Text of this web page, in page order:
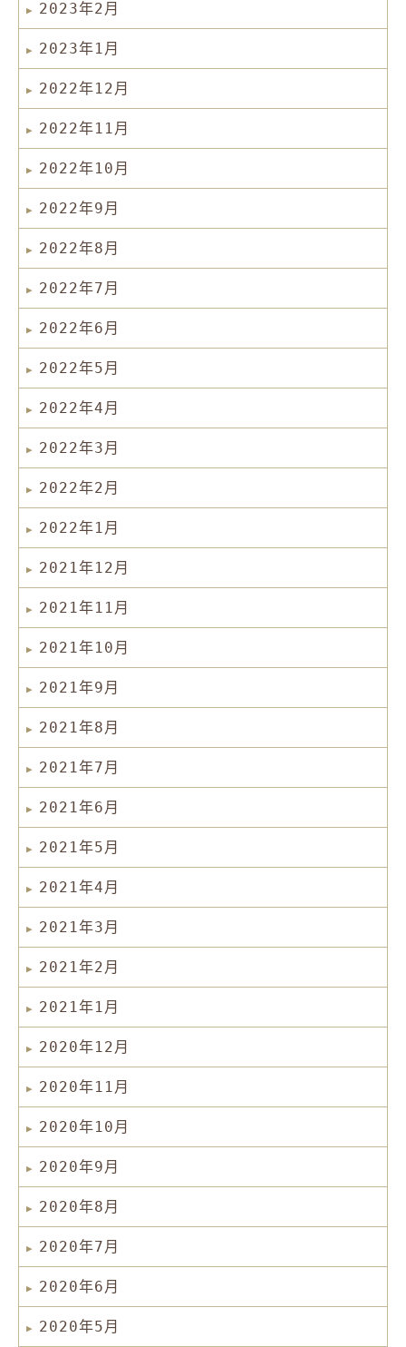
2023年2月
2023年1月
2022年12月
2022年11月
2022年10月
2022年9月
2022年8月
2022年7月
2022年6月
2022年5月
2022年4月
2022年3月
2022年2月
2022年1月
2021年12月
2021年11月
2021年10月
2021年9月
2021年8月
2021年7月
2021年6月
2021年5月
2021年4月
2021年3月
2021年2月
2021年1月
2020年12月
2020年11月
2020年10月
2020年9月
2020年8月
2020年7月
2020年6月
2020年5月